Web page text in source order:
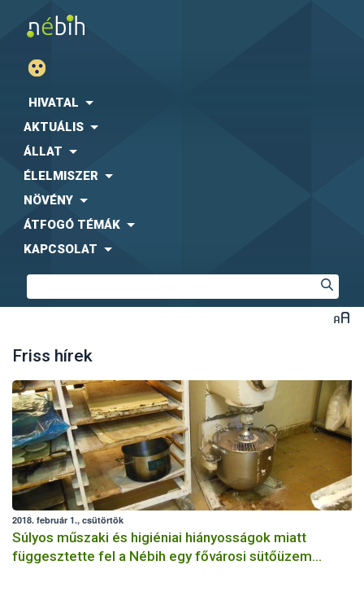
HIVATAL
AKTUÁLIS
ÁLLAT
ÉLELMISZER
NÖVÉNY
ÁTFOGÓ TÉMÁK
KAPCSOLAT
Friss hírek
2018. február 1., csütörtök
Súlyos műszaki és higiéniai hiányosságok miatt
függesztette fel a Nébih egy fővárosi sütőüzem